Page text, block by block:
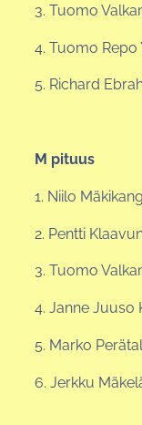
3. Tuomo
4. Tuomo Repo
5. Richard
M pituus
1. Niilo
2. Pentti
3. Tuomo
4. Janne Juuso
5. Marko
6. Jerkku